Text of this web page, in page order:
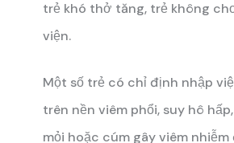
trẻ khó thở tăng, trẻ không
viện.
Một số trẻ có chỉ định nhập
trên nền viêm phổi, suy hô
mỏi hoặc cúm gây viêm